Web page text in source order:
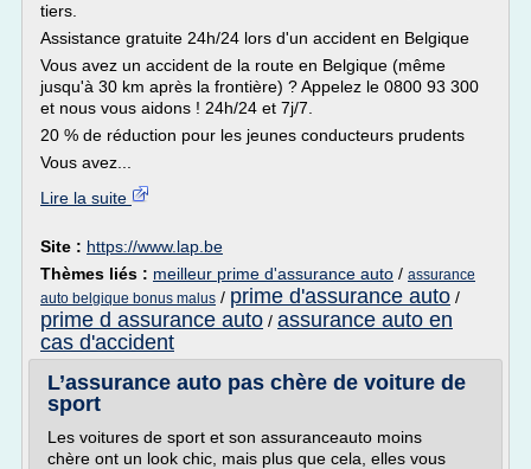
tiers.
Assistance gratuite 24h/24 lors d'un accident en Belgique
Vous avez un accident de la route en Belgique (même
jusqu'à 30 km après la frontière) ? Appelez le 0800 93 300
et nous vous aidons ! 24h/24 et 7j/7.
20 % de réduction pour les jeunes conducteurs prudents
Vous avez...
Lire la suite
Site : https://www.lap.be
Thèmes liés : meilleur prime d'assurance auto / assurance
auto belgique bonus malus / prime d'assurance auto /
prime d assurance auto / assurance auto en
cas d'accident
L’assurance auto pas chère de voiture de
sport
Les voitures de sport et son assuranceauto moins
chère ont un look chic, mais plus que cela, elles vous